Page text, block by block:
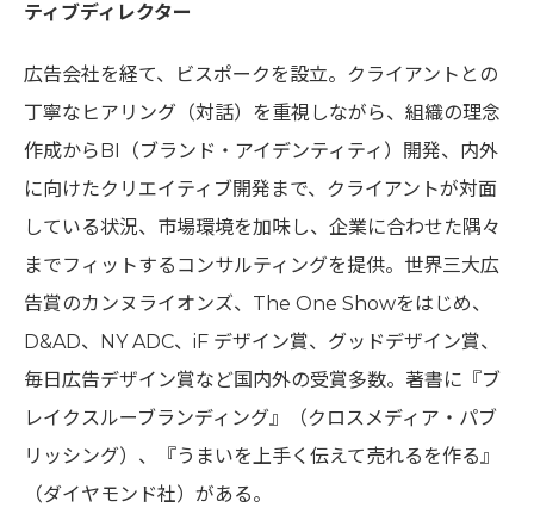
ティブディレクター
広告会社を経て、ビスポークを設立。クライアントとの
丁寧なヒアリング（対話）を重視しながら、組織の理念
作成からBI（ブランド・アイデンティティ）開発、内外
に向けたクリエイティブ開発まで、クライアントが対面
している状況、市場環境を加味し、企業に合わせた隅々
までフィットするコンサルティングを提供。世界三大広
告賞のカンヌライオンズ、The One Showをはじめ、
D&AD、NY ADC、iF デザイン賞、グッドデザイン賞、
毎日広告デザイン賞など国内外の受賞多数。著書に『ブ
レイクスルーブランディング』（クロスメディア・パブ
リッシング）、『うまいを上手く伝えて売れるを作る』
（ダイヤモンド社）がある。